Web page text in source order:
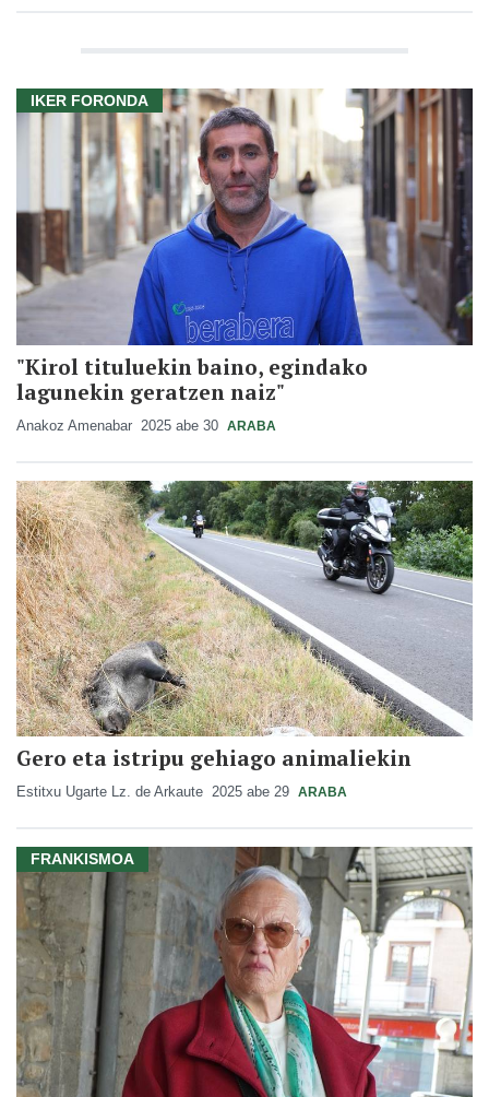
IKER FORONDA
"Kirol tituluekin baino, egindako
lagunekin geratzen naiz"
Anakoz Amenabar 2025 abe 30 ARABA
Gero eta istripu gehiago animaliekin
Estitxu Ugarte Lz. de Arkaute 2025 abe 29 ARABA
FRANKISMOA